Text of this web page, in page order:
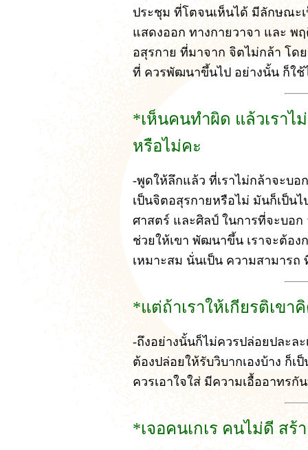
ประชุม ที่โตจนเห็นได้ มีลักษณ
แสดงออก ทางกายวาจา และ พ
อสุรกาย ที่มาจาก จิตไม่กล้า โด
ที่ ควรพัฒนาขึ้นไป อย่างนั้น ก็ใช้
*เห็นคนทำผิด แล้วเราไ
หรือไม่คะ
-พูดให้ลึกแล้ว ที่เราไม่กล้าจะบอ
เป็นจิตอสุรกายหรือไม่ มันก็เป็น
ศาสตร์ และศิลป์ ในการที่จะบอก
ช่วยให้เขา พัฒนาขึ้น เราจะต้อ
เหมาะสม นั่นเป็น ความสามาร
*แต่ถ้าเราให้เกียรติเขา
-ถึงอย่างนั้นก็ไม่ควรปล่อยปละล
ต้องปล่อยให้รับวิบากเองบ้าง ก็
ควรเอาใจใส่ มีความเอื้ออาทรกั
*เจอคนเกเร คนไม่ดี สร้